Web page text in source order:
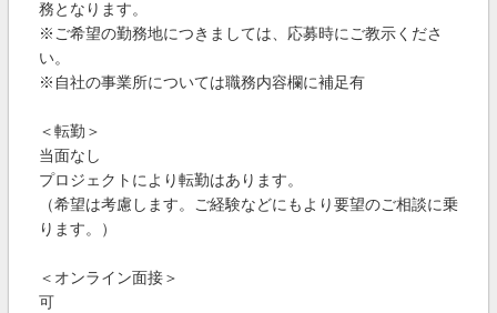
務となります。
※ご希望の勤務地につきましては、応募時にご教示くださ
い。
※自社の事業所については職務内容欄に補足有
＜転勤＞
当面なし
プロジェクトにより転勤はあります。
（希望は考慮します。ご経験などにもより要望のご相談に乗
ります。）
＜オンライン面接＞
可